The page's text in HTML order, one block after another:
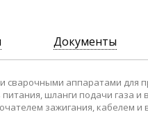
Документы
сварочными аппаратами для
шланги подачи газа и
зажигания, кабелем и